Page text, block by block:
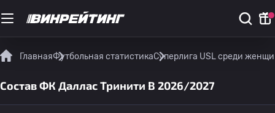
ГлавнаяФутбольная статистикаСуперлига USL среди
Состав ФК Даллас Тринити В 2026/2027